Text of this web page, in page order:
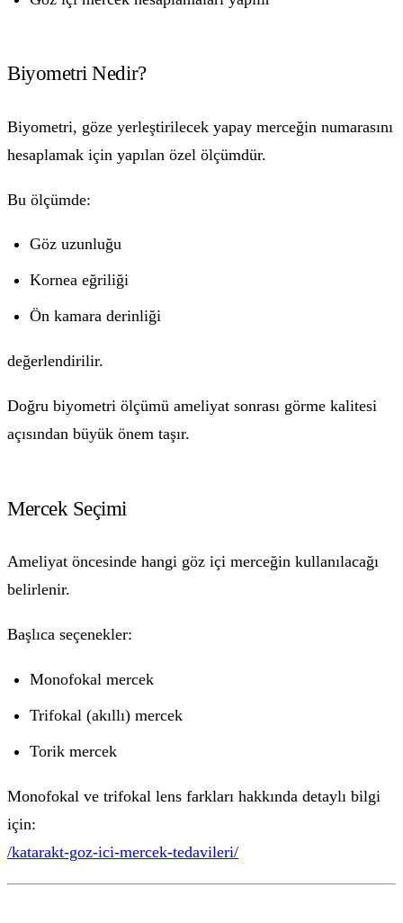
Biyometri Nedir?
Biyometri, göze yerleştirilecek yapay merceğin numarasını
hesaplamak için yapılan özel ölçümdür.
Bu ölçümde:
Göz uzunluğu
Kornea eğriliği
Ön kamara derinliği
değerlendirilir.
Doğru biyometri ölçümü ameliyat sonrası görme kalitesi
açısından büyük önem taşır.
Mercek Seçimi
Ameliyat öncesinde hangi göz içi merceğin kullanılacağı
belirlenir.
Başlıca seçenekler:
Monofokal mercek
Trifokal (akıllı) mercek
Torik mercek
Monofokal ve trifokal lens farkları hakkında detaylı bilgi
için:
/katarakt-goz-ici-mercek-tedavileri/